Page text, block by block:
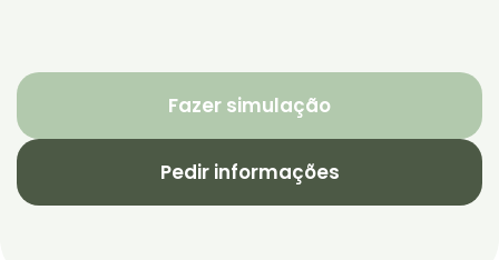
Fazer simulação
Pedir informações